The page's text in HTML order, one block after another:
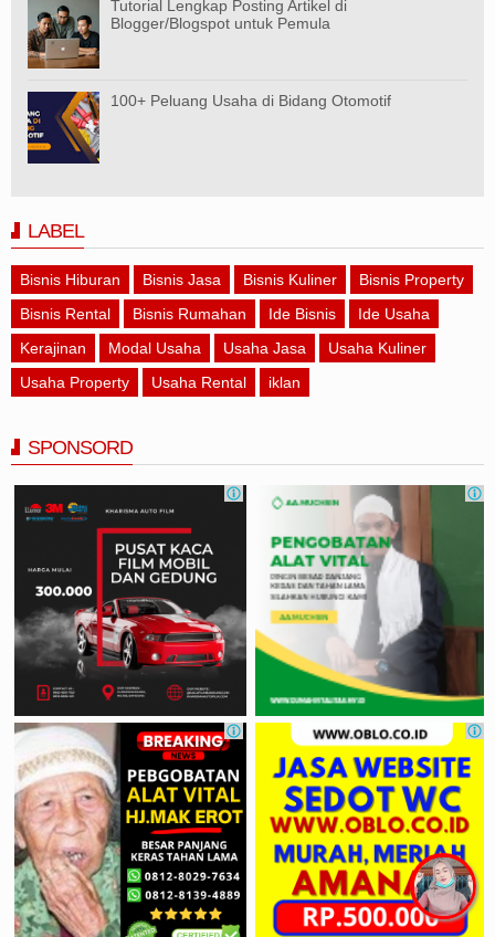
Tutorial Lengkap Posting Artikel di
Blogger/Blogspot untuk Pemula
100+ Peluang Usaha di Bidang Otomotif
LABEL
Bisnis Hiburan Bisnis Jasa Bisnis Kuliner
Bisnis Property
Bisnis Rental
Bisnis Rumahan Ide Bisnis
Ide Usaha
Kerajinan
Modal Usaha Usaha Jasa
Usaha Kuliner
Usaha Property
Usaha Rental iklan
SPONSORD